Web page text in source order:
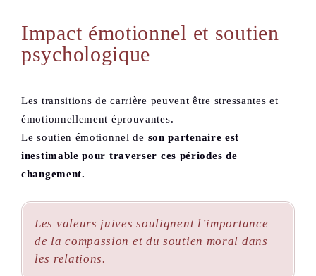
Impact émotionnel et soutien
psychologique
Les transitions de carrière peuvent être stressantes et
émotionnellement éprouvantes.
Le soutien émotionnel de son partenaire est
inestimable pour traverser ces périodes de
changement.
Les valeurs juives soulignent l’importance
de la compassion et du soutien moral dans
les relations.